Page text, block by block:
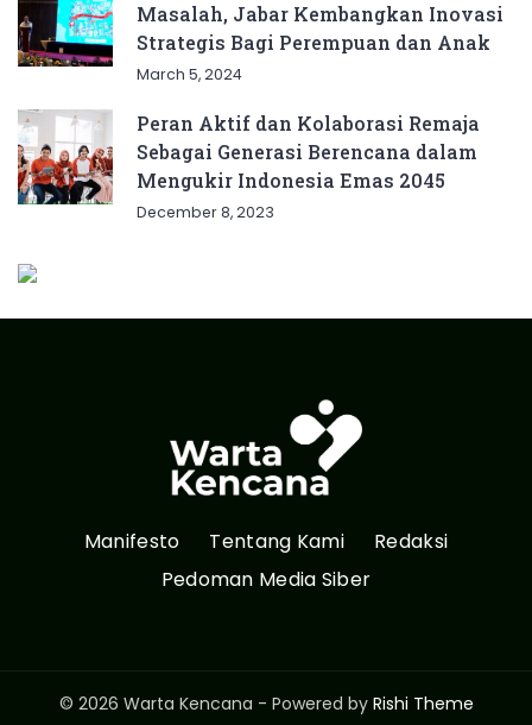
Masalah, Jabar Kembangkan Inovasi
Strategis Bagi Perempuan dan Anak
March 5, 2024
Peran Aktif dan Kolaborasi Remaja
Sebagai Generasi Berencana dalam
Mengukir Indonesia Emas 2045
December 8, 2023
Manifesto Tentang Kami
Redaksi
Pedoman Media Siber
© 2026 Warta Kencana - Powered by Rishi Theme